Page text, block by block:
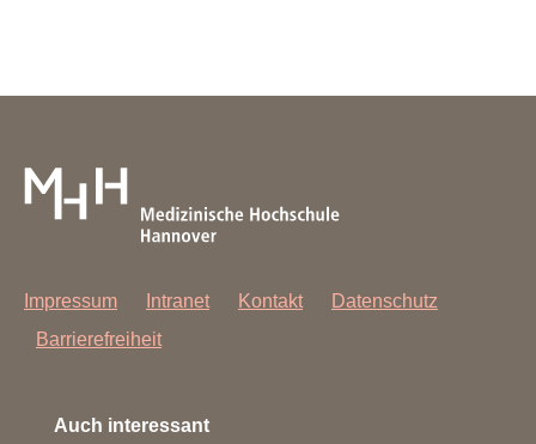
Impressum Intranet Kontakt
Datenschutz
Barrierefreiheit
Auch interessant